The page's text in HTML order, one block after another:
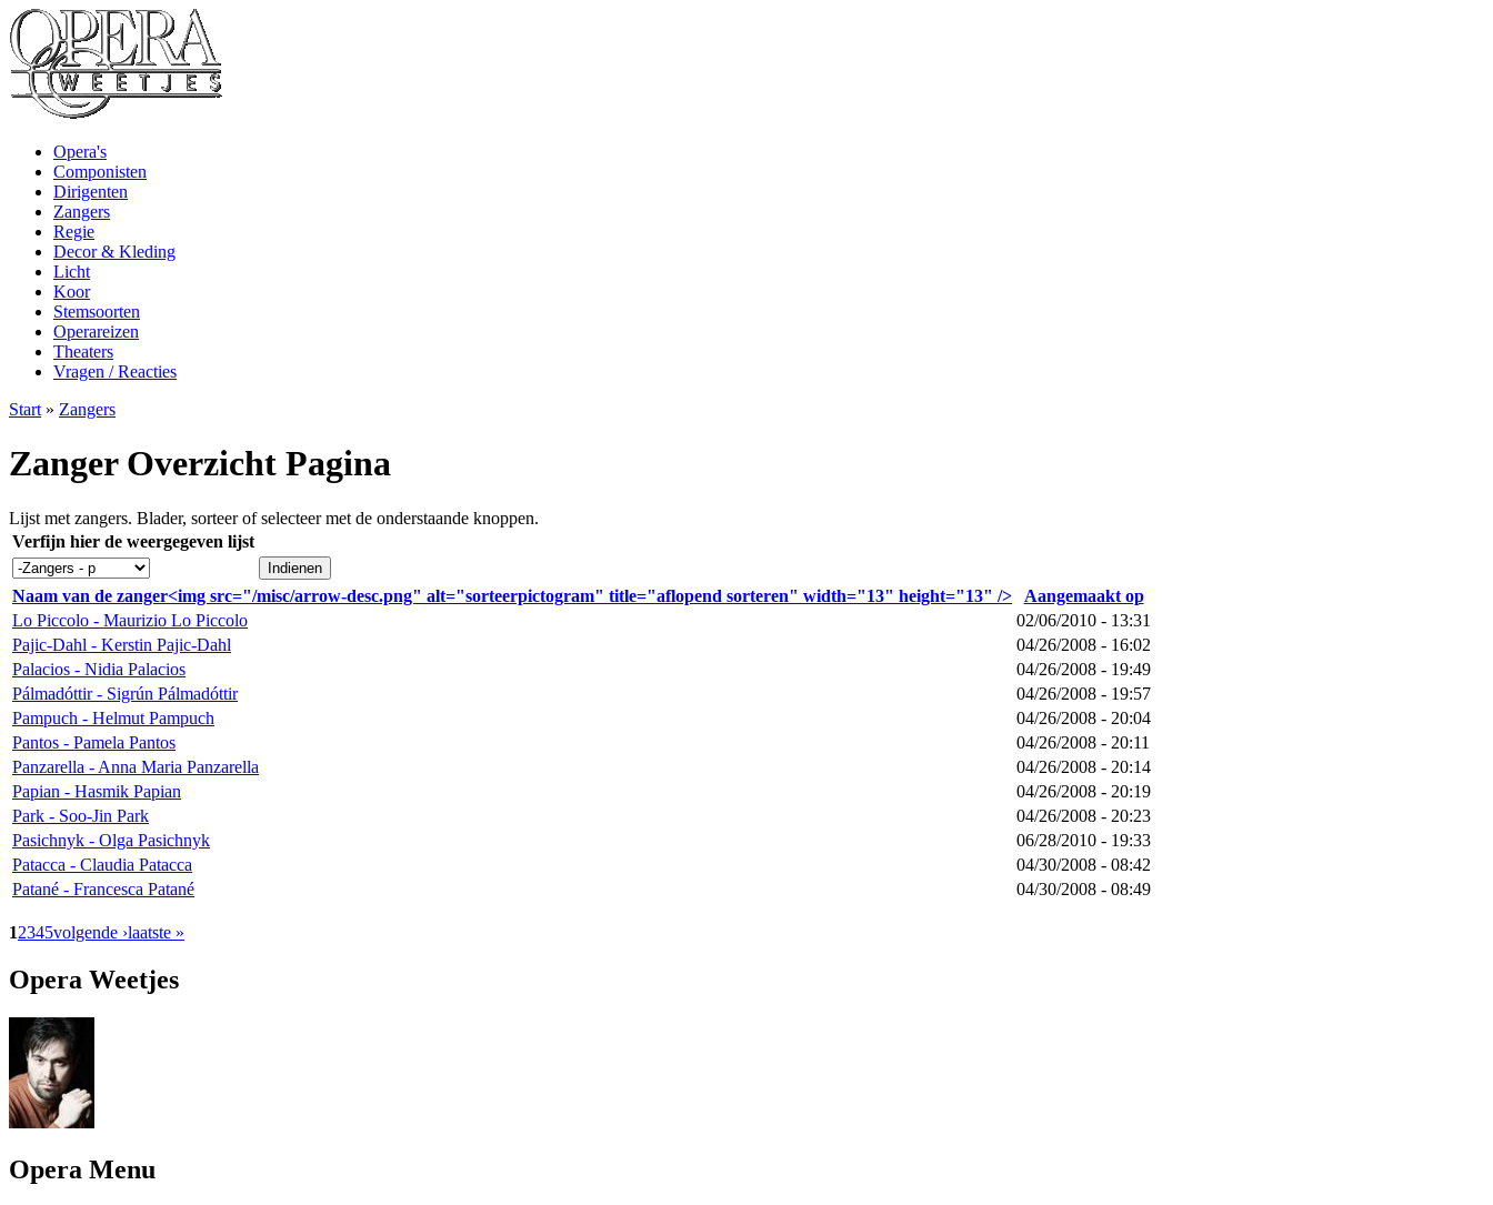
Opera's
Componisten
Dirigenten
Zangers
Regie
Decor & Kleding
Licht
Koor
Stemsoorten
Operareizen
Theaters
Vragen / Reacties
Start » Zangers
Zanger Overzicht Pagina
Lijst met zangers. Blader, sorteer of selecteer met de onderstaande knoppen.
Verfijn hier de weergegeven lijst
Naam van de zanger<img src="/misc/arrow-desc.png" alt="sorteerpictogram" title="aflopend sorteren" width="13" height="13" />
Aangemaakt op
Lo Piccolo - Maurizio Lo Piccolo
02/06/2010 - 13:31
Pajic-Dahl - Kerstin Pajic-Dahl
04/26/2008 - 16:02
Palacios - Nidia Palacios
04/26/2008 - 19:49
Pálmadóttir - Sigrún Pálmadóttir
04/26/2008 - 19:57
Pampuch - Helmut Pampuch
04/26/2008 - 20:04
Pantos - Pamela Pantos
04/26/2008 - 20:11
Panzarella - Anna Maria Panzarella
04/26/2008 - 20:14
Papian - Hasmik Papian
04/26/2008 - 20:19
Park - Soo-Jin Park
04/26/2008 - 20:23
Pasichnyk - Olga Pasichnyk
06/28/2010 - 19:33
Patacca - Claudia Patacca
04/30/2008 - 08:42
Patané - Francesca Patané
04/30/2008 - 08:49
12345volgende ›laatste »
Opera Weetjes
Opera Menu